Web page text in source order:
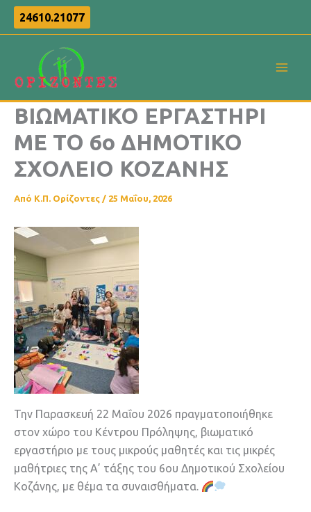
Μετάβαση
στο
περιεχόμενο
24610.21077
ΒΙΩΜΑΤΙΚΟ ΕΡΓΑΣΤΗΡΙ
ΜΕ ΤΟ 6ο ΔΗΜΟΤΙΚΟ
ΣΧΟΛΕΙΟ ΚΟΖΑΝΗΣ
Από Κ.Π. Ορίζοντες / 25 Μαΐου, 2026
Την Παρασκευή 22 Μαΐου 2026 πραγματοποιήθηκε
στον χώρο του Κέντρου Πρόληψης, βιωματικό
εργαστήριο με τους μικρούς μαθητές και τις μικρές
μαθήτριες της Α’ τάξης του 6ου Δημοτικού Σχολείου
Κοζάνης, με θέμα τα συναισθήματα.